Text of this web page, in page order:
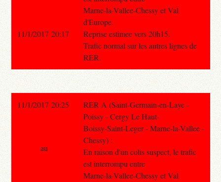
Marne-la-Vallee-Chessy et Val
d'Europe.
Reprise estimee vers 20h15.
Trafic normal sur les autres lignes de
RER.
11/1/2017 20:17
11/1/2017 20:25
RER A (Saint-Germain-en-Laye -
Poissy - Cergy Le Haut-
Boissy-Saint-Leger - Marne-la-Vallee -
Chessy) :
En raison d'un colis suspect, le trafic
est interrompu entre
Marne-la-Vallee-Chessy et Val
au